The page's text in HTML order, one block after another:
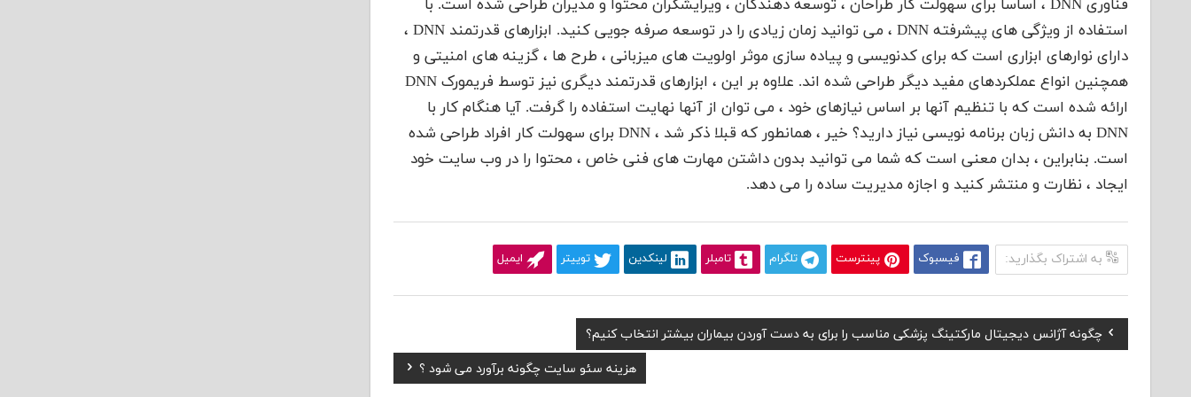
فناوری DNN ، اساساً برای سهولت کار طراحان ، توسعه دهندگان ، ویرایشگران محتوا و مدیران طراحی شده است. با
استفاده از ویژگی های پیشرفته DNN ، می توانید زمان زیادی را در توسعه صرفه جویی کنید. ابزارهای قدرتمند DNN ،
دارای نوارهای ابزاری است که برای کدنویسی و پیاده سازی موثر اولویت های میزبانی ، طرح ها ، گزینه های امنیتی و
همچنین انواع عملکردهای مفید دیگر طراحی شده اند. علاوه بر این ، ابزارهای قدرتمند دیگری نیز توسط فریمورک DNN
ارائه شده است که با تنظیم آنها بر اساس نیازهای خود ، می توان از آنها نهایت استفاده را گرفت. آیا هنگام کار با
DNN به دانش زبان برنامه نویسی نیاز دارید؟ خیر ، همانطور که قبلا ذکر شد ، DNN برای سهولت کار افراد طراحی شده
است. بنابراین ، بدان معنی است که شما می توانید بدون داشتن مهارت های فنی خاص ، محتوا را در وب سایت خود
ایجاد ، نظارت و منتشر کنید و اجازه مدیریت ساده را می دهد.
به اشتراک بگذارید: فیسبوک پینترست تلگرام تامبلر لینکدین توییتر ایمیل
راهبری
Previous
Post:
چگونه آژانس دیجیتال مارکتینگ پزشکی مناسب را برای به دست آوردن بیماران بیشتر انتخاب کنیم؟
Next
Post:
هزینه سئو سایت چگونه برآورد می شود ؟